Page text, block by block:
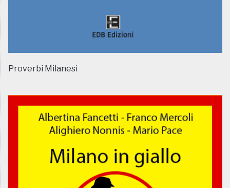
Proverbi Milanesi